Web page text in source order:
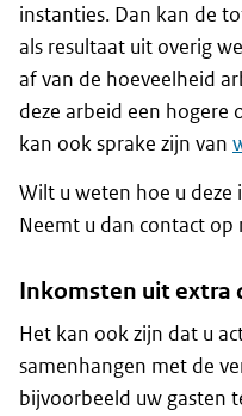
instanties. Dan kan de
als resultaat uit overig
af van de hoeveelheid
deze arbeid een hogere
kan ook sprake zijn van
Wilt u weten hoe u
Neemt u dan contact op
Inkomsten uit extra
Het kan ook zijn dat u
samenhangen met de
bijvoorbeeld uw gasten